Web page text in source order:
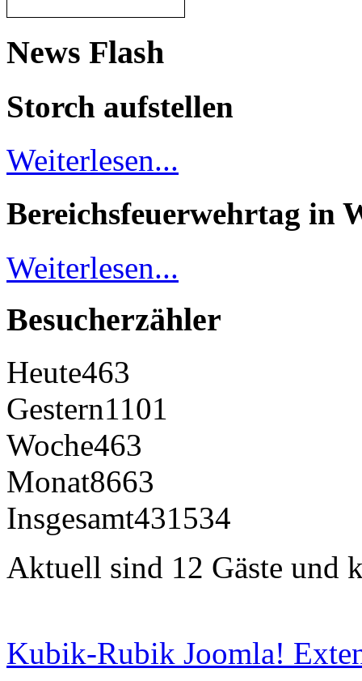
News Flash
Storch aufstellen
Weiterlesen...
Bereichsfeuerwehrtag in
Weiterlesen...
Besucherzähler
Heute463
Gestern1101
Woche463
Monat8663
Insgesamt431534
Aktuell sind 12 Gäste und
Kubik-Rubik Joomla!